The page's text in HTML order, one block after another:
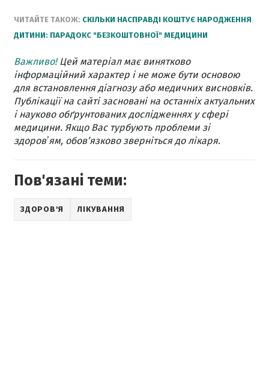
ЧИТАЙТЕ ТАКОЖ: СКІЛЬКИ НАСПРАВДІ КОШТУЄ НАРОДЖЕННЯ
ДИТИНИ: ПАРАДОКС "БЕЗКОШТОВНОЇ" МЕДИЦИНИ
Важливо!Цей матеріал має винятково
інформаційний характер і не може бути основою
для встановлення діагнозу або медичних висновків.
Публікації на сайті засновані на останніх актуальних
і науково обґрунтованих дослідженнях у сфері
медицини. Якщо Вас турбують проблеми зі
здоровʼям, обов’язково зверніться до лікаря.
Пов'язані теми:
ЗДОРОВ'Я ЛІКУВАННЯ